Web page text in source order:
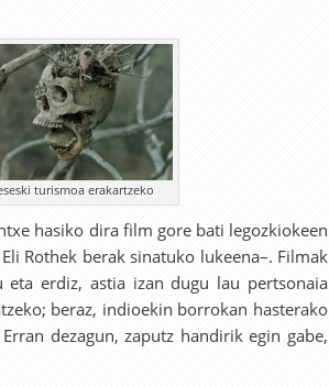
turismoa erakartzeko
hasiko dira film gore bati legozkiokeen
Rothek berak sinatuko lukeena–. Filmak
erdiz, astia izan dugu lau pertsonaia
beraz, indioekin borrokan hasterako
dezagun, zaputz handirik egin gabe,